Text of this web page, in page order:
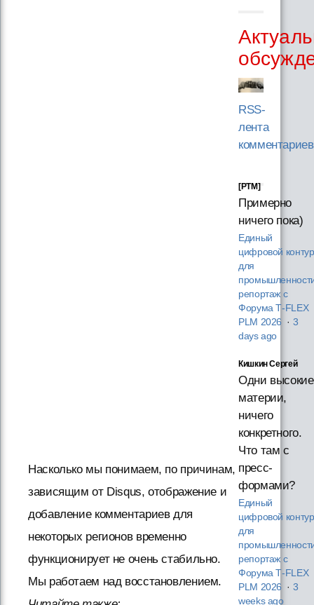
Насколько мы понимаем, по причинам,
зависящим от Disqus, отображение и
добавление комментариев для
некоторых регионов временно
функционирует не очень стабильно.
Мы работаем над восстановлением.
RSS-
лента
комментариев
[PTM]
Примерно
ничего пока)
Единый
цифровой контур
для
репортаж с
Форума T‑FLEX
PLM 2026 · 3
days ago
Кишкин Сергей
Одни высокие
материи,
ничего
конкретного.
Что там с
пресс-
формами?
Единый
цифровой контур
для
репортаж с
Форума T‑FLEX
PLM 2026 · 3
weeks ago